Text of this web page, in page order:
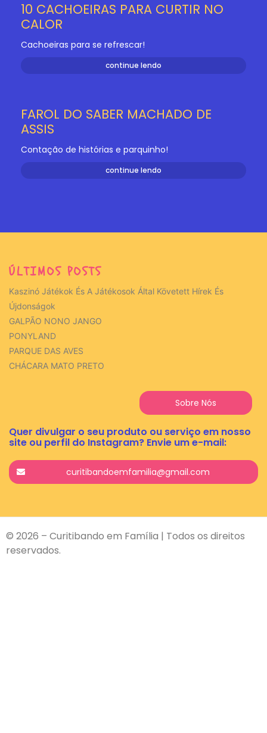
10 CACHOEIRAS PARA CURTIR NO
CALOR
Cachoeiras para se refrescar!
continue lendo
FAROL DO SABER MACHADO DE
ASSIS
Contação de histórias e parquinho!
continue lendo
ÚLTIMOS POSTS
Kaszinó Játékok És A Játékosok Által Követett Hírek És
Újdonságok
GALPÃO NONO JANGO
PONYLAND
PARQUE DAS AVES
CHÁCARA MATO PRETO
Sobre Nós
Quer divulgar o seu produto ou serviço em nosso
site ou perfil do Instagram? Envie um e-mail:
curitibandoemfamilia@gmail.com
© 2026 – Curitibando em Família | Todos os direitos
reservados.